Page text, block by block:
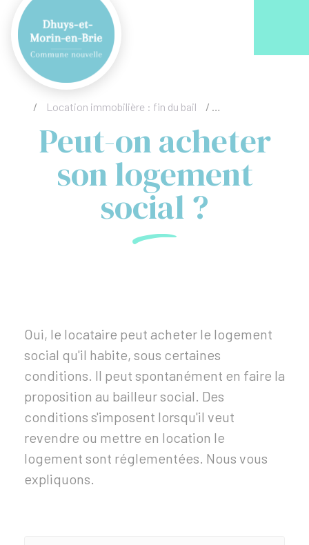
/ Location immobilière : fin du bail / Peut-on acheter
Peut-on acheter
son logement
social ?
Oui, le locataire peut acheter le logement
social qu'il habite, sous certaines
conditions. Il peut spontanément en faire la
proposition au bailleur social. Des
conditions s'imposent lorsqu'il veut
revendre ou mettre en location le
logement sont réglementées. Nous vous
expliquons.